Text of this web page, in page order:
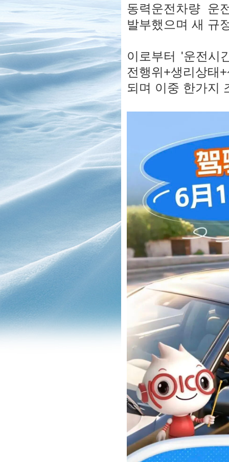
동력운전차량 운
발부했으며 새 규
이로부터 '운전시
전행위+생리상태
되며 이중 한가지